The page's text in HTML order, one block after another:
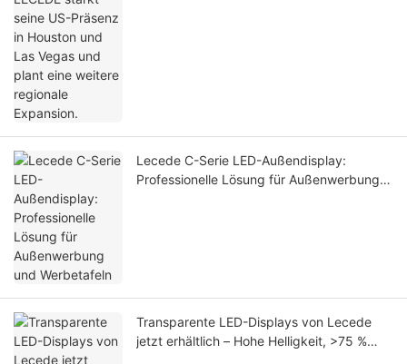
Lecede C-Serie LED-Außendisplay:
Professionelle Lösung für Außenwerbung
Transparente LED-Displays von Lecede
jetzt erhältlich – Hohe Helligkeit, >75 %